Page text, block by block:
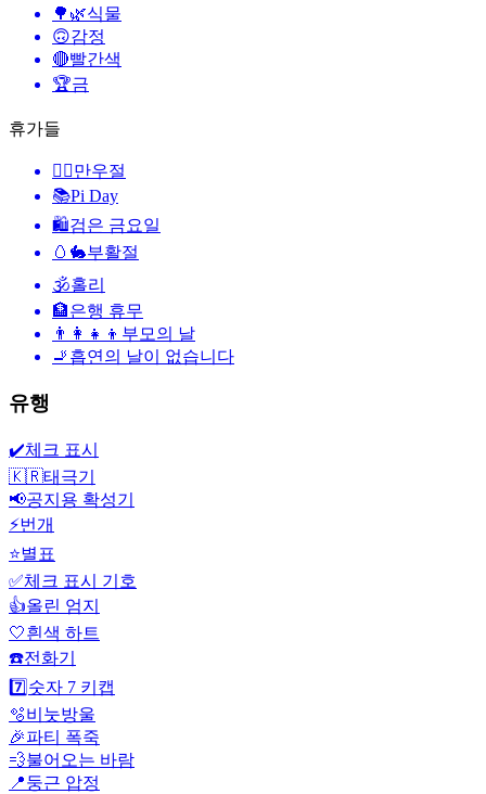
🌳🌿식물
🙃감정
🔴빨간색
🏆금
휴가들
🙆‍♂️만우절
📚Pi Day
🛍검은 금요일
🥚🐇부활절
🕉홀리
🏦은행 휴무
👨‍👩‍👧‍👦 부모의 날
🚬 흡연의 날이 없습니다
유행
✔️체크 표시
🇰🇷태극기
📢공지용 확성기
⚡번개
⭐별표
✅체크 표시 기호
👍올린 엄지
🤍흰색 하트
☎️전화기
7️⃣ 숫자 7 키캡
🫧비눗방울
🎉파티 폭죽
💨불어오는 바람
📍둥근 압정